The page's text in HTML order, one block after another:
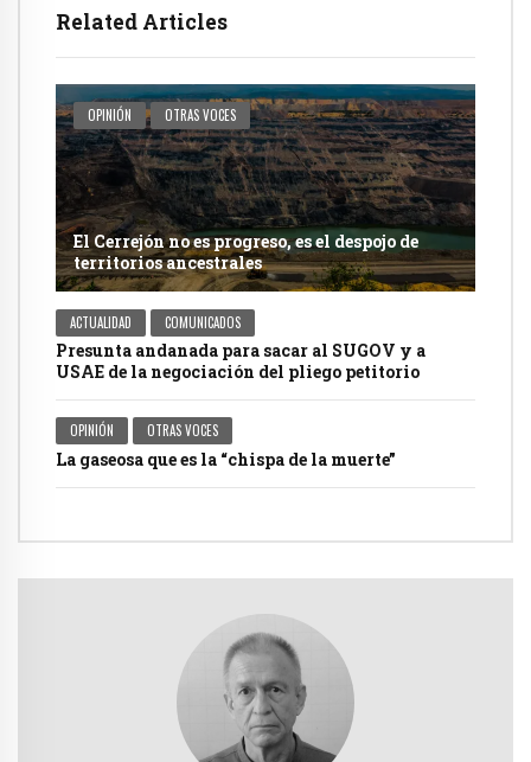
Related Articles
OPINIÓN OTRAS VOCES
El Cerrejón no es progreso, es el despojo de
territorios ancestrales
ACTUALIDAD COMUNICADOS
Presunta andanada para sacar al SUGOV y a
USAE de la negociación del pliego petitorio
OPINIÓN OTRAS VOCES
La gaseosa que es la “chispa de la muerte”